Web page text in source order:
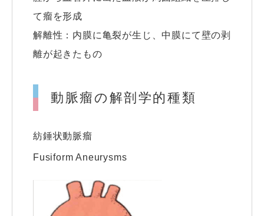
て瘤を形成
解離性：内膜に亀裂が生じ、中膜にて壁の剥
離が起きたもの
動脈瘤の解剖学的種類
紡錘状動脈瘤
Fusiform Aneurysms